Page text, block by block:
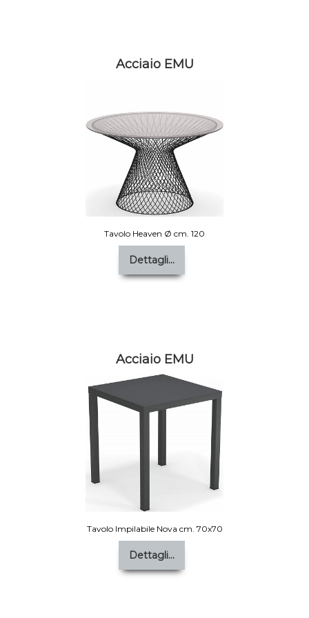
Acciaio EMU
Tavolo Heaven Ø cm. 120
Dettagli...
Acciaio EMU
Tavolo Impilabile Nova cm. 70x70
Dettagli...